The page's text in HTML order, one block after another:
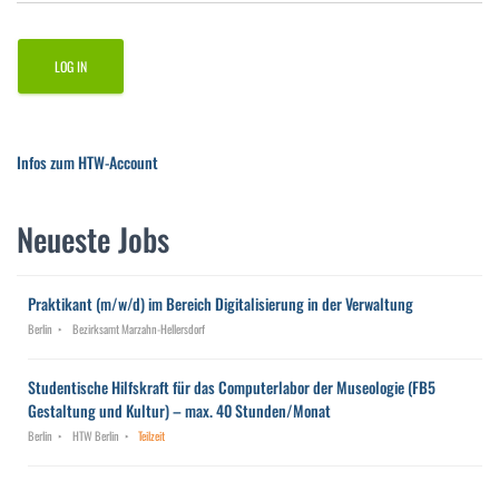
Infos zum HTW-Account
Neueste Jobs
Praktikant (m/w/d) im Bereich Digitalisierung in der Verwaltung
Berlin Bezirksamt Marzahn-Hellersdorf
Studentische Hilfskraft für das Computerlabor der Museologie (FB5
Gestaltung und Kultur) – max. 40 Stunden/Monat
Berlin HTW Berlin Teilzeit